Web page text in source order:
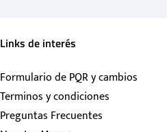
Links de interés
Formulario de PQR y cambios
Terminos y condiciones
Preguntas Frecuentes